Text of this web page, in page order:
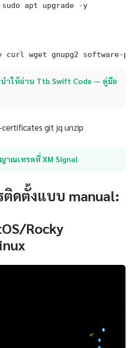
apt upgrade -y
wget gnupg2 software-
ำให้อ่าน Ttb Swift Code — คู่มือ
git jq unzip
าณเทรดที่ XM Signal
ติดตั้งแบบ manual:
Rocky